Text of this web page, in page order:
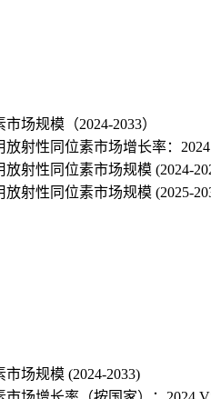
场规模（2024-2033）
射性同位素市场增长率：2024
射性同位素市场规模 (2024-
射性同位素市场规模 (2025-
场规模 (2024-2033)